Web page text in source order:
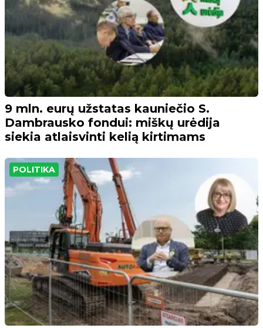
9 mln. eurų užstatas kauniečio S.
Dambrausko fondui: miškų urėdija
siekia atlaisvinti kelią kirtimams
POLITIKA